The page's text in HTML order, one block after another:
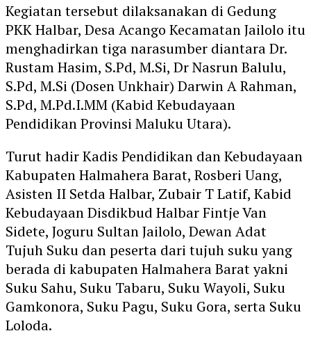
Kegiatan tersebut dilaksanakan di Gedung
PKK Halbar, Desa Acango Kecamatan Jailolo itu
menghadirkan tiga narasumber diantara Dr.
Rustam Hasim, S.Pd, M.Si, Dr Nasrun Balulu,
S.Pd, M.Si (Dosen Unkhair) Darwin A Rahman,
S.Pd, M.Pd.I.MM (Kabid Kebudayaan
Pendidikan Provinsi Maluku Utara).
Turut hadir Kadis Pendidikan dan Kebudayaan
Kabupaten Halmahera Barat, Rosberi Uang,
Asisten II Setda Halbar, Zubair T Latif, Kabid
Kebudayaan Disdikbud Halbar Fintje Van
Sidete, Joguru Sultan Jailolo, Dewan Adat
Tujuh Suku dan peserta dari tujuh suku yang
berada di kabupaten Halmahera Barat yakni
Suku Sahu, Suku Tabaru, Suku Wayoli, Suku
Gamkonora, Suku Pagu, Suku Gora, serta Suku
Loloda.